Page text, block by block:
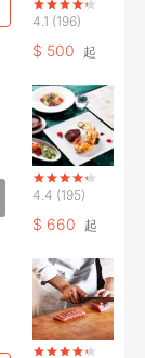
4.1 (196)
$ 500 起
4.4 (195)
$ 660 起